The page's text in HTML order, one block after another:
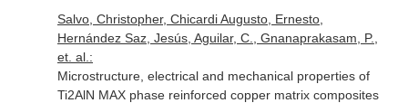
Salvo, Christopher, Chicardi Augusto, Ernesto,
Hernández Saz, Jesús, Aguilar, C., Gnanaprakasam, P.,
et. al.:
Microstructure, electrical and mechanical properties of
Ti2AlN MAX phase reinforced copper matrix composites